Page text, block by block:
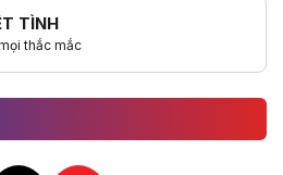
TÌNH
thắc mắc